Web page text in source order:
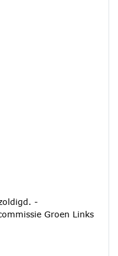
-
Groen Links